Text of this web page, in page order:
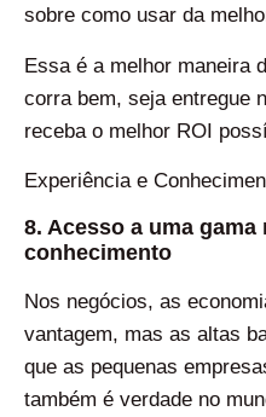
sobre como usar da
Essa é a melhor maneira
corra bem, seja entregue
receba o melhor ROI
Experiência e
8. Acesso a uma gama
conhecimento
Nos negócios, as
vantagem, mas as altas
que as pequenas
também é verdade no